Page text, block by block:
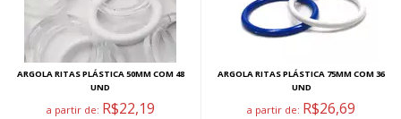
ARGOLA RITAS PLÁSTICA 50MM COM 48
UND
a partir de: R$22,19
ARGOLA RITAS PLÁSTICA 75MM COM 36
UND
a partir de: R$26,69